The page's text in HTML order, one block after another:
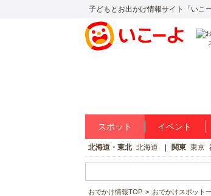
子どもとお出かけ情報サイト「いこ
スポット イベント
北海道・東北 北海道 関東 東京
おでかけ情報TOP おでかけスポット